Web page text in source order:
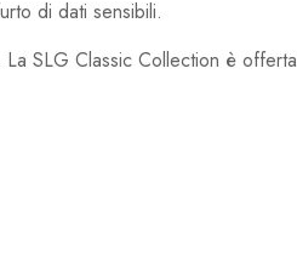
di dati sensibili.
SLG Classic Collection è offerta